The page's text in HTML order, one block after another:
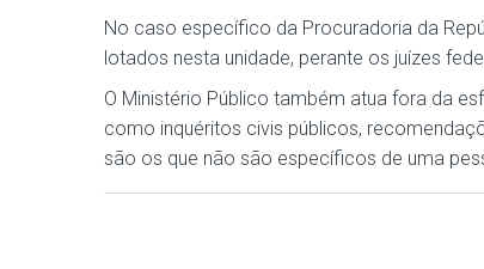
No caso específico da Procuradoria da
lotados nesta unidade, perante os juízes
O Ministério Público também atua fora da
como inquéritos civis públicos,
são os que não são específicos de uma